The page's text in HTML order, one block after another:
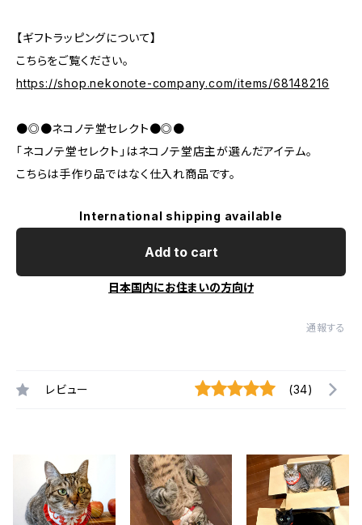
【ギフトラッピングについて】
こちらをご覧ください。
https://shop.nekonote-company.com/items/68148216
●◎●ネコノテ堂セレクト●◎●
「ネコノテ堂セレクト」はネコノテ堂店主が選んだアイテム。
こちらは手作り品ではなく仕入れ商品です。
International shipping available
Add to cart
日本国内にお住まいの方向け
通報する
レビュー (34)